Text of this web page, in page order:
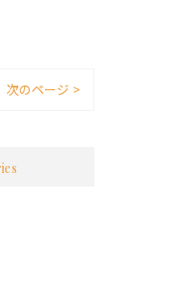
次のページ >